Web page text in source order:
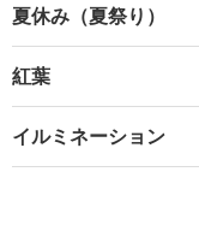
夏休み（夏祭り）
紅葉
イルミネーション